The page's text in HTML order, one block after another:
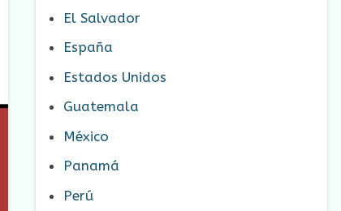
El Salvador
España
Estados Unidos
Guatemala
México
Panamá
Perú